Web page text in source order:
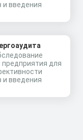
минут
и введения
для
и введения